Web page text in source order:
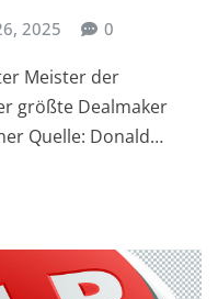
2025 0
Meister der
größte Dealmaker
Quelle: Donald…